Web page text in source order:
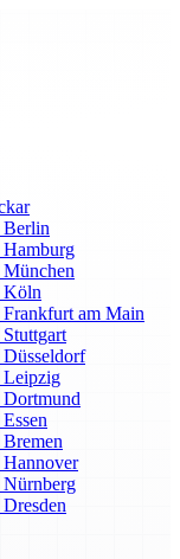
Berlin
Köln
am Main
Leipzig
Nürnberg